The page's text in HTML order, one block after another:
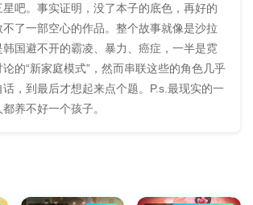
吧。事实证明，没了本子的底色，再好的
了一部空心的作品。整个故事就像是沙拉
韩国避不开的霸凌、暴力、癌症，一半是霓
的“新家庭模式”，然而串联这些的角色几乎
，到最后才想起来点个题。P.s.最现实的一
养不好一个孩子。